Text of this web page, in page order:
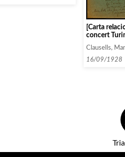
[Carta
concert
Clausells,
16/09/1928